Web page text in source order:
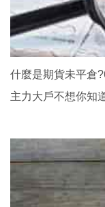
什麼是期貨未平倉
主力大戶不想你知